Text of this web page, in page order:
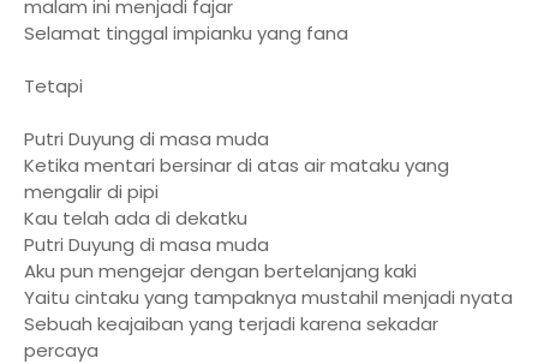
malam ini menjadi fajar
Selamat tinggal impianku yang fana
Tetapi
Putri Duyung di masa muda
Ketika mentari bersinar di atas air mataku yang
mengalir di pipi
Kau telah ada di dekatku
Putri Duyung di masa muda
Aku pun mengejar dengan bertelanjang kaki
Yaitu cintaku yang tampaknya mustahil menjadi nyata
Sebuah keajaiban yang terjadi karena sekadar
percaya